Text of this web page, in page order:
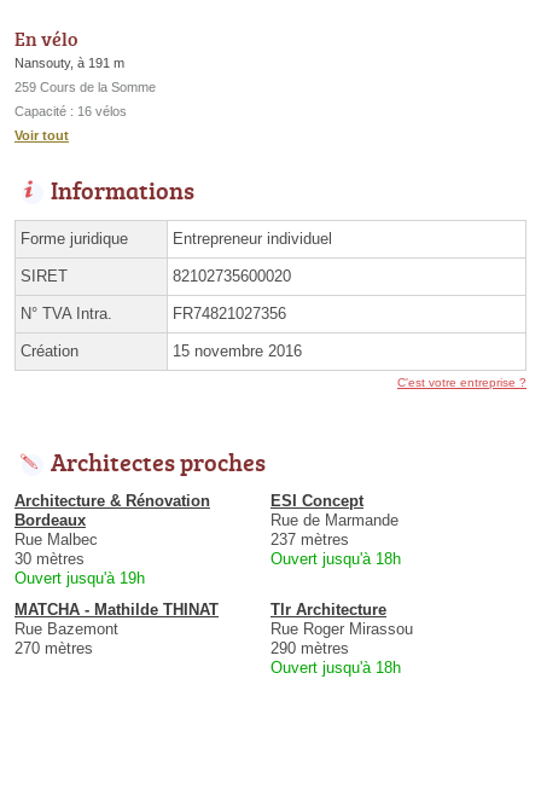
En vélo
Nansouty, à 191 m
259 Cours de la Somme
Capacité : 16 vélos
Voir tout
Informations
Forme juridique Entrepreneur individuel
SIRET 82102735600020
N° TVA Intra. FR74821027356
Création 15 novembre 2016
C'est votre entreprise ?
Architectes proches
Architecture & Rénovation
Bordeaux
Rue Malbec
30 mètres
Ouvert jusqu'à 19h
ESI Concept
Rue de Marmande
237 mètres
Ouvert jusqu'à 18h
MATCHA - Mathilde THINAT
Rue Bazemont
270 mètres
Tlr Architecture
Rue Roger Mirassou
290 mètres
Ouvert jusqu'à 18h